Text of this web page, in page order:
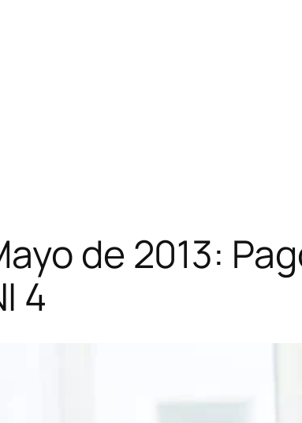
de 2013:
4